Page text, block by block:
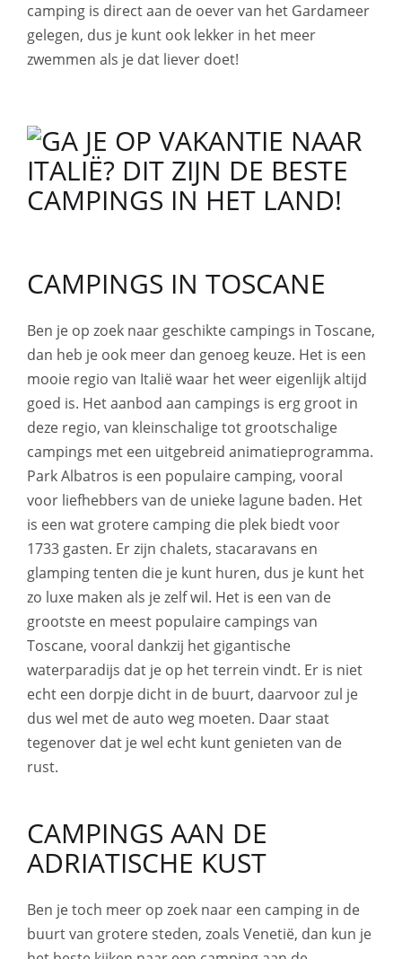
camping is direct aan de oever van het Gardameer
gelegen, dus je kunt ook lekker in het meer
zwemmen als je dat liever doet!
CAMPINGS IN TOSCANE
Ben je op zoek naar geschikte campings in Toscane,
dan heb je ook meer dan genoeg keuze. Het is een
mooie regio van Italië waar het weer eigenlijk altijd
goed is. Het aanbod aan campings is erg groot in
deze regio, van kleinschalige tot grootschalige
campings met een uitgebreid animatieprogramma.
Park Albatros is een populaire camping, vooral
voor liefhebbers van de unieke lagune baden. Het
is een wat grotere camping die plek biedt voor
1733 gasten. Er zijn chalets, stacaravans en
glamping tenten die je kunt huren, dus je kunt het
zo luxe maken als je zelf wil. Het is een van de
grootste en meest populaire campings van
Toscane, vooral dankzij het gigantische
waterparadijs dat je op het terrein vindt. Er is niet
echt een dorpje dicht in de buurt, daarvoor zul je
dus wel met de auto weg moeten. Daar staat
tegenover dat je wel echt kunt genieten van de
rust.
CAMPINGS AAN DE
ADRIATISCHE KUST
Ben je toch meer op zoek naar een camping in de
buurt van grotere steden, zoals Venetië, dan kun je